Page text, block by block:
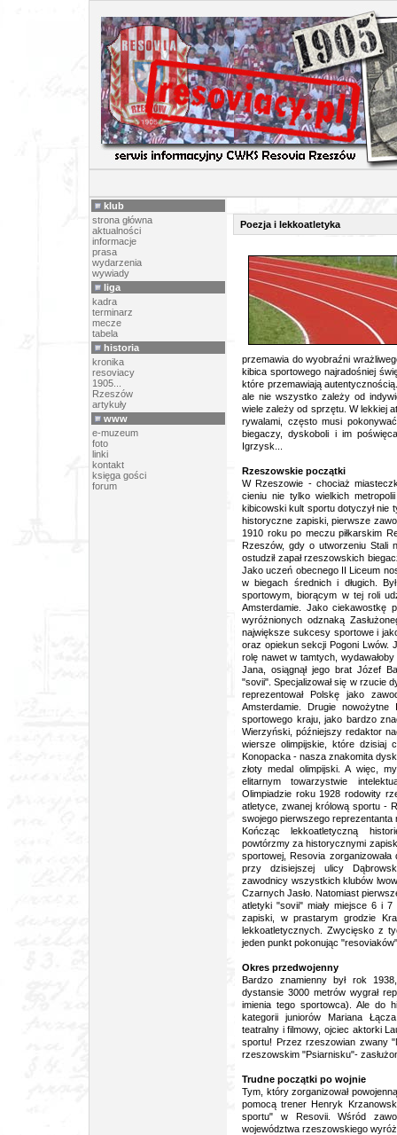
klub
strona główna
aktualności
informacje
prasa
wydarzenia
wywiady
liga
kadra
terminarz
mecze
tabela
historia
kronika
resoviacy
1905...
Rzeszów
artykuły
www
e-muzeum
foto
linki
kontakt
księga gości
forum
Poezja i lekkoatletyka
przemawia do wyobraźni
kibica sportowego najradośniej
które przemawiają
ale nie wszystko zależy od
wiele zależy od sprzętu. W lekkiej
rywalami, często musi
biegaczy, dyskoboli i im
Igrzysk...
Rzeszowskie początki
W Rzeszowie - chociaż
cieniu nie tylko wielkich
kibicowski kult sportu dotyczył nie
historyczne zapiski, pierwsze
1910 roku po meczu piłkarskim
Rzeszów, gdy o utworzeniu Stali
ostudził zapał rzeszowskich
Jako uczeń obecnego II Liceum
w biegach średnich i długich.
sportowym, biorącym w tej roli
Amsterdamie. Jako ciekawostkę
wyróżnionych odznaką
największe sukcesy sportowe i
oraz opiekun sekcji Pogoni Lwów.
rolę nawet w tamtych,
Jana, osiągnął jego brat Józef
"sovii". Specjalizował się w rzucie
reprezentował Polskę jako
Amsterdamie. Drugie
sportowego kraju, jako bardzo
Wierzyński, późniejszy redaktor
wiersze olimpijskie, które dzisiaj
Konopacka - nasza znakomita
złoty medal olimpijski. A więc,
elitarnym towarzystwie
Olimpiadzie roku 1928 rodowity
atletyce, zwanej królową sportu -
swojego pierwszego
Kończąc lekkoatletyczną
powtórzmy za historycznymi
sportowej, Resovia
przy dzisiejszej ulicy
zawodnicy wszystkich klubów
Czarnych Jasło. Natomiast
atletyki "sovii" miały miejsce 6 i
zapiski, w prastarym grodzie
lekkoatletycznych. Zwycięsko z
jeden punkt pokonując
Okres przedwojenny
Bardzo znamienny był rok
dystansie 3000 metrów wygrał
imienia tego sportowca). Ale do
kategorii juniorów Mariana
teatralny i filmowy, ojciec aktorki
sportu! Przez rzeszowian zwany
rzeszowskim "Psiarnisku"-
Trudne początki po wojnie
Tym, który zorganizował
pomocą trener Henryk
sportu" w Resovii. Wśród
województwa rzeszowskiego